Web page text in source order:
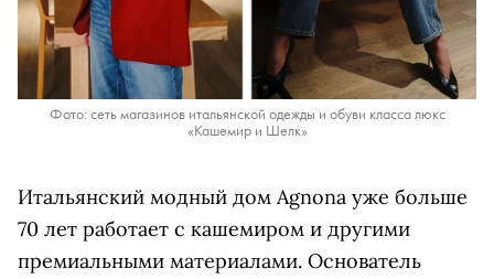
Фото: сеть магазинов итальянской одежды и обуви класса люкс
«Кашемир и Шелк»
Итальянский модный дом Agnona уже больше
70 лет работает с кашемиром и другими
премиальными материалами. Основатель